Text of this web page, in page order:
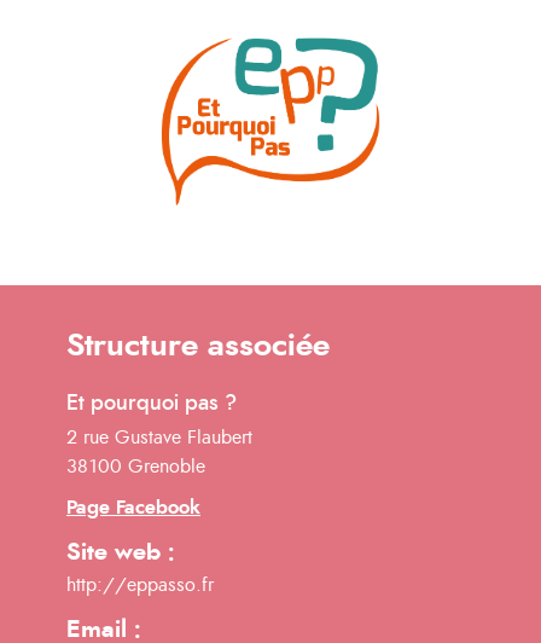
Structure associée
Et pourquoi pas ?
2 rue Gustave Flaubert
38100 Grenoble
Page Facebook
Site web :
http://eppasso.fr
Email :